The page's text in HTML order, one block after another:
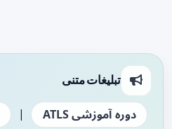
تبلیغات متنی
دوره آموزشی ATLS |